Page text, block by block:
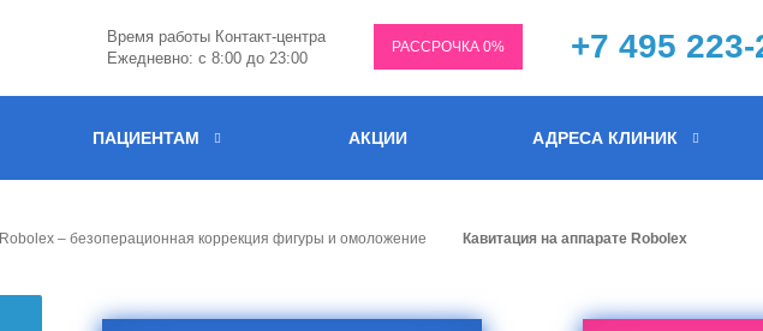
+7 495 223-
РАССРОЧКА 0%
Время работы Контакт-центра
Ежедневно: с 8:00 до 23:00
ПАЦИЕНТАМ АКЦИИ АДРЕСА КЛИНИК
Robolex – безоперационная коррекция фигуры и омоложение Кавитация на аппарате Robolex